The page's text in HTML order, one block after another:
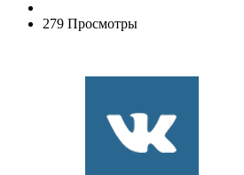
279 Просмотры